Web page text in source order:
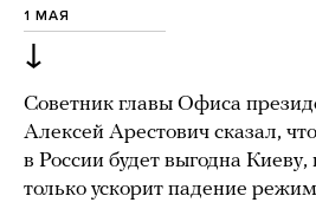
1 МАЯ
↓
Советник главы Офиса
Алексей Арестович сказал,
в России будет выгодна Киеву,
только ускорит падение